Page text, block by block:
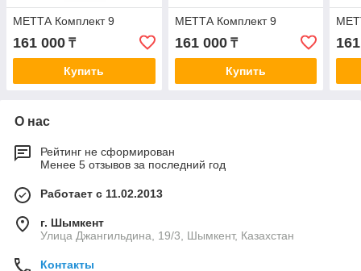
МЕТТА Комплект 9
161 000 ₸
Купить
МЕТТА Комплект 9
161 000₸
Купить
О нас
Рейтинг не сформирован
Менее 5 отзывов за последний год
Работает с 11.02.2013
г. Шымкент
Улица Джангильдина, 19/3, Шымкент, Казахстан
Контакты